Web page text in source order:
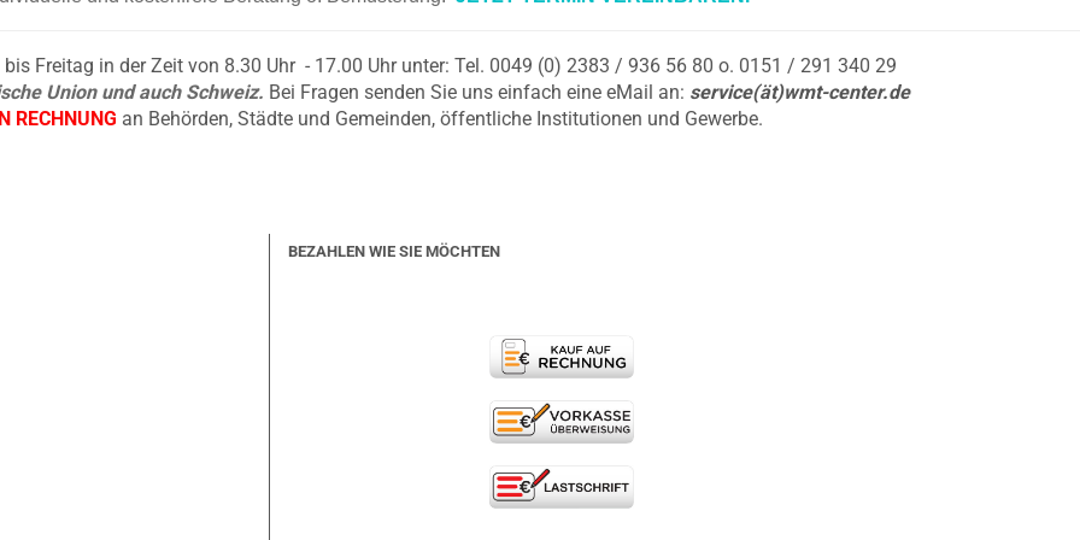
Freitag in der Zeit von 8.30 Uhr - 17.00 Uhr unter: Tel. 0049 (0) 2383 / 936 56 80 o. 0151 / 291 340 29
Union und auch Schweiz. Bei Fragen senden Sie uns einfach eine eMail an: service(ät)wmt-center.de
RECHNUNG an Behörden, Städte und Gemeinden, öffentliche Institutionen und Gewerbe.
BEZAHLEN WIE SIE MÖCHTEN